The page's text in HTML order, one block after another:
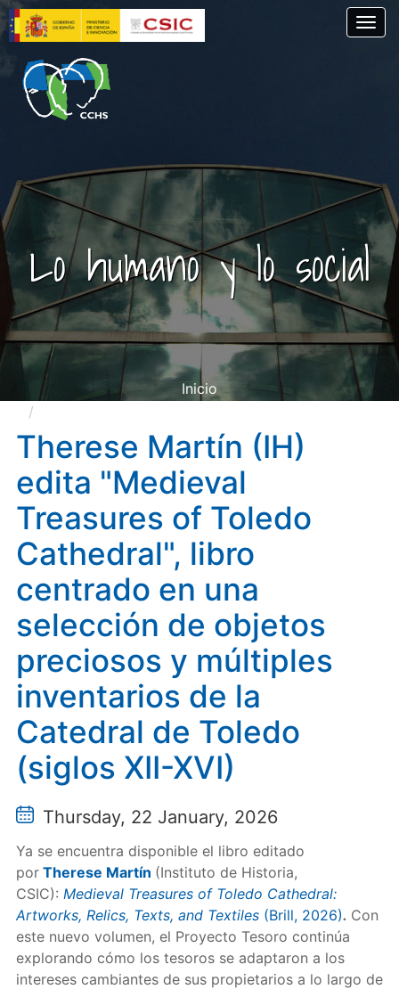
Skip
to
main
content
Lo humano y lo social
Inicio
Toledo Cathedral", libro centrado en una selección de
objetos preciosos y múltiples inventarios de la
Catedral de Toledo (siglos XII-XVI)
Therese Martín (IH)
edita "Medieval
Treasures of Toledo
Cathedral", libro
centrado en una
selección de objetos
preciosos y múltiples
inventarios de la
Catedral de Toledo
(siglos XII-XVI)
Thursday, 22 January, 2026
Ya se encuentra disponible el libro editado
porTherese Martín (Instituto de Historia,
CSIC): Medieval Treasures of Toledo Cathedral:
Artworks, Relics, Texts, and Textiles (Brill, 2026). Con
este nuevo volumen, el Proyecto Tesoro continúa
explorando cómo los tesoros se adaptaron a los
intereses cambiantes de sus propietarios a lo largo de